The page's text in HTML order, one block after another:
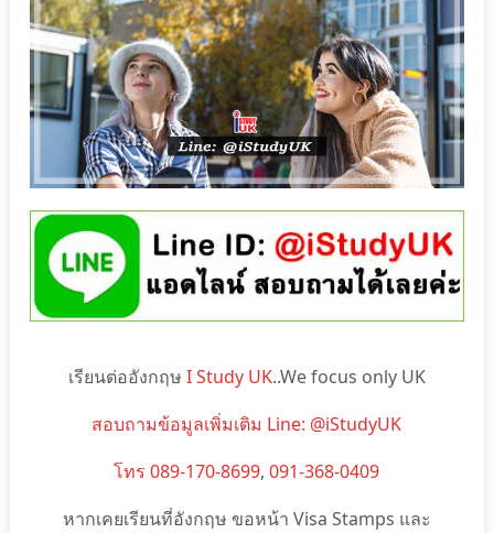
เรียนต่ออังกฤษ I Study UK..We focus only UK
สอบถามข้อมูลเพิ่มเติม Line: @iStudyUK
โทร 089-170-8699,091-368-0409
หากเคยเรียนที่อังกฤษ ขอหน้า Visa Stamps และ